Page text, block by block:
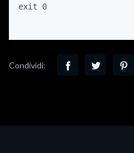
exit 0
Condividi: